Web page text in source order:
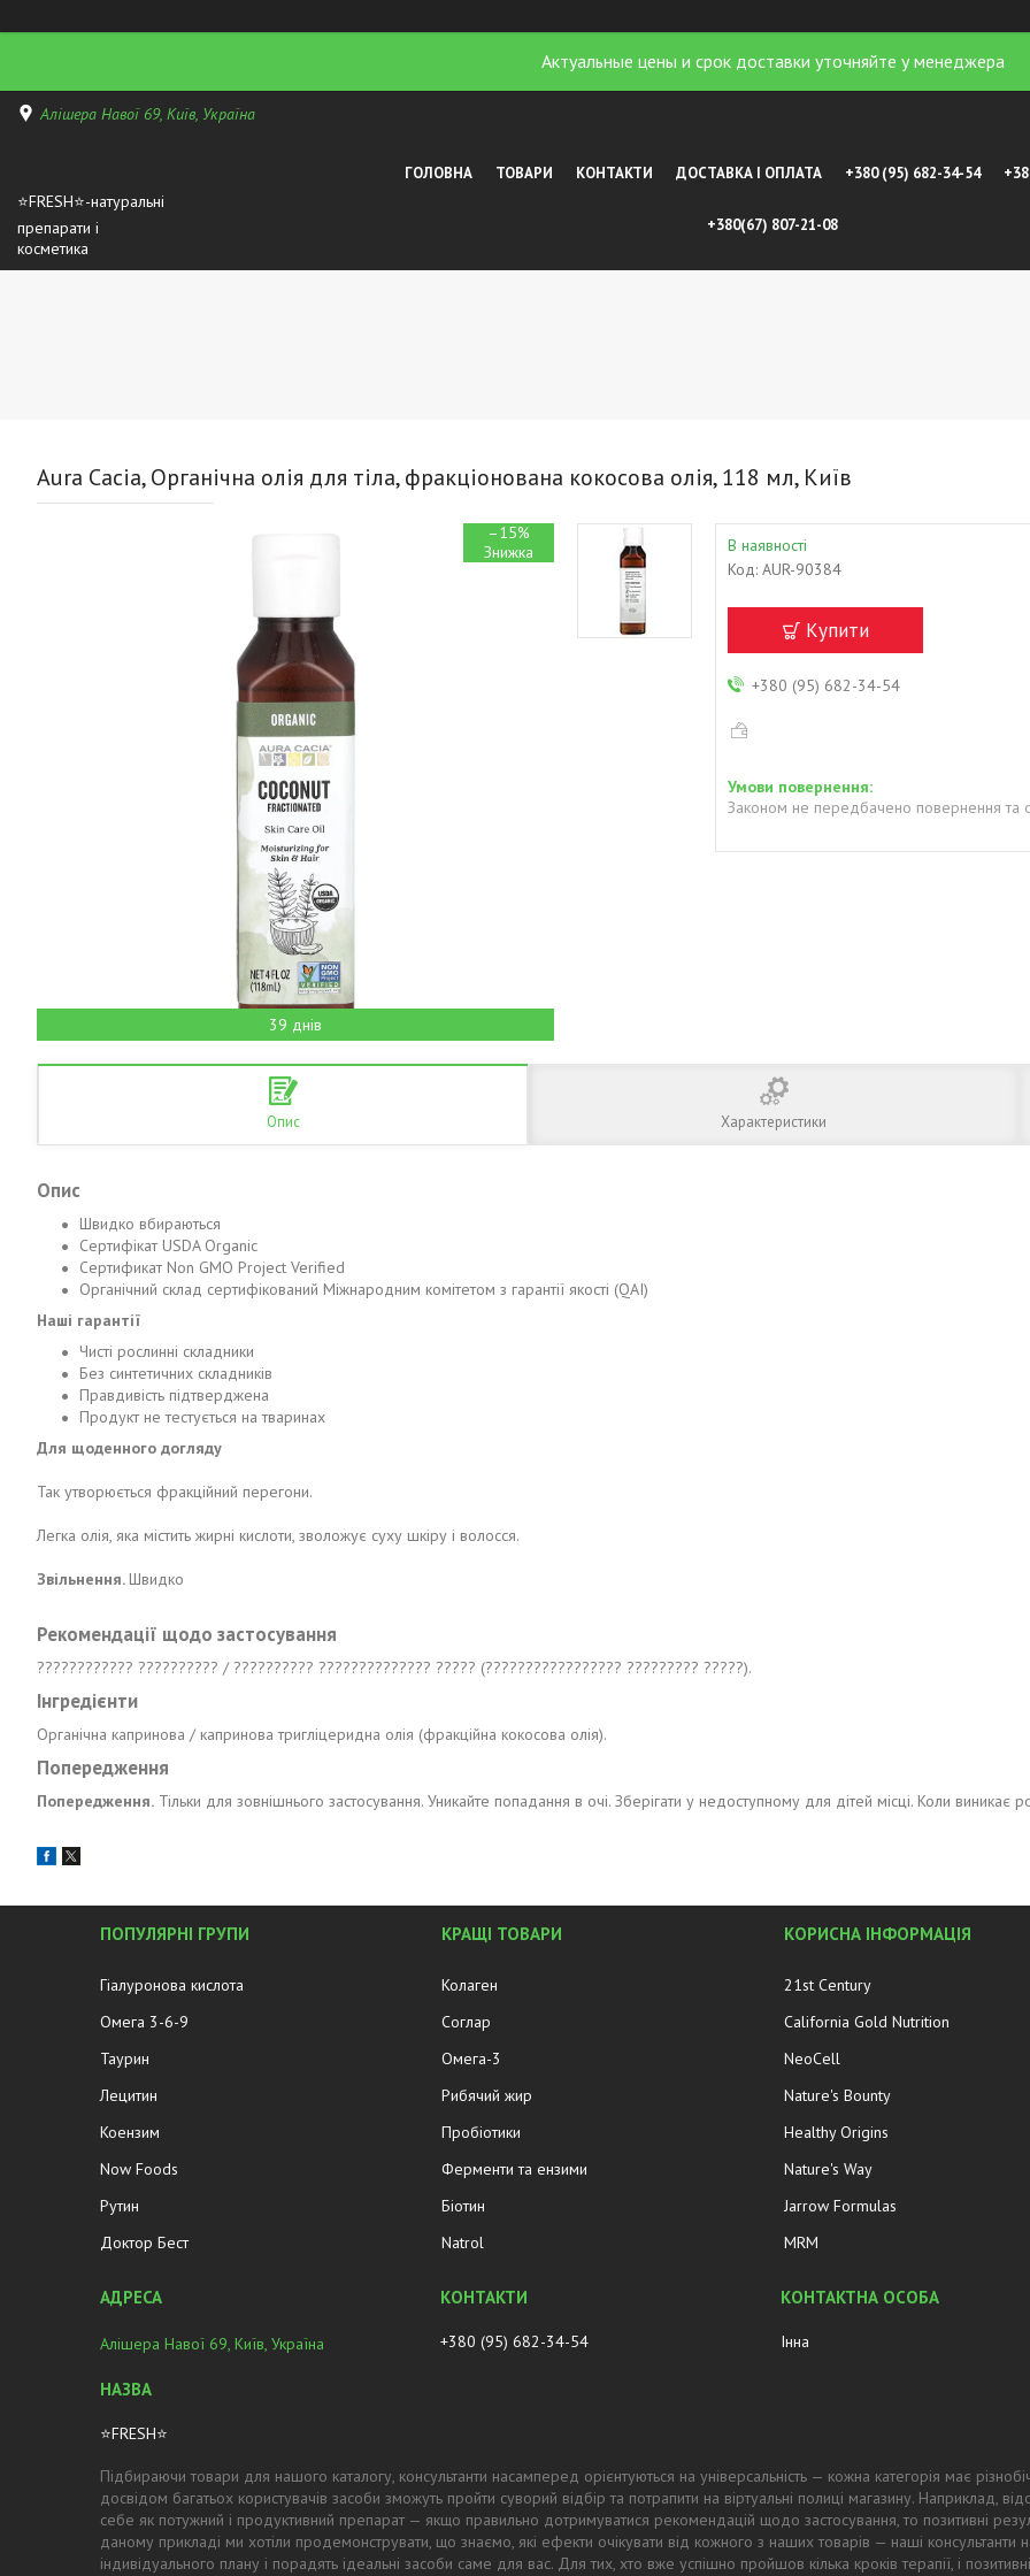
Актуальные цены и срок доставки уточняйте у менеджера
Алішера Навої 69, Київ, Україна
⭐FRESH⭐-натуральні
препарати і
косметика
ГОЛОВНА ТОВАРИ КОНТАКТИ ДОСТАВКА І ОПЛАТА +380 (95) 682-34-54
+380(67) 807-21-08
Aura Cacia, Органічна олія для тіла, фракціонована кокосова олія, 118 мл, Київ
–15%
39 днів
В наявності
Код: AUR-90384
Купити
+380 (95) 682-34-54
Законом не передбачено повернення та
Опис Характеристики
Опис
Швидко вбираються
Сертифікат USDA Organic
Сертификат Non GMO Project Verified
Органічний склад сертифікований Міжнародним комітетом з гарантії якості (QAI)
Наші гарантії
Чисті рослинні складники
Без синтетичних складників
Правдивість підтверджена
Продукт не тестується на тваринах
Для щоденного догляду
Так утворюється фракційний перегони.
Легка олія, яка містить жирні кислоти, зволожує суху шкіру і волосся.
Звільнення. Швидко
Рекомендації щодо застосування
???????????? ?????????? / ?????????? ?????????????? ????? (????????????????? ????????? ?????).
Інгредієнти
Органічна капринова / капринова тригліцеридна олія (фракційна кокосова олія).
Попередження
Попередження. Тільки для зовнішнього застосування. Уникайте попадання в очі. Зберігати у недоступному для дітей місці. Коли виникає
ПОПУЛЯРНІ ГРУПИ
Гіалуронова кислота
Омега 3-6-9
Таурин
Лецитин
Коензим
Now Foods
Рутин
Доктор Бест
КРАЩІ ТОВАРИ
Колаген
Соглар
Омега-3
Рибячий жир
Пробіотики
Ферменти та ензими
Біотин
Natrol
КОРИСНА ІНФОРМАЦІЯ
21st Century
California Gold Nutrition
NeoCell
Nature's Bounty
Healthy Origins
Nature's Way
Jarrow Formulas
MRM
Алішера Навої 69, Київ, Україна
⭐FRESH⭐
+380 (95) 682-34-54 Інна
Підбираючи товари для нашого каталогу, консультанти насамперед орієнтуються на універсальність — кожна категорія має
досвідом багатьох користувачів засоби зможуть пройти суворий відбір та потрапити на віртуальні полиці магазину. Наприклад,
себе як потужний і продуктивний препарат — якщо правильно дотримуватися рекомендацій щодо застосування, то позитивні
даному прикладі ми хотіли продемонструвати, що знаємо, які ефекти очікувати від кожного з наших товарів — наші
індивідуального плану і порадять ідеальні засоби саме для вас. Для тих, хто вже успішно пройшов кілька кроків терапії, і